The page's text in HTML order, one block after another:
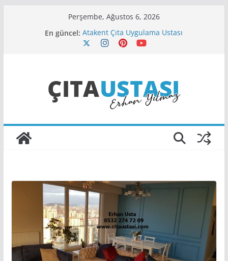
Perşembe, Ağustos 6, 2026
En güncel: Atakent Çıta Uygulama Ustası
Aksaray Çıta Ustası